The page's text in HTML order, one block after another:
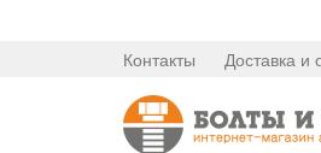
Контакты Доставка и